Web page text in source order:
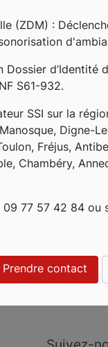
(ZDM) :
d’Identité
S61-932.
SSI sur la
Digne-
Fréjus,
Chambéry,
09 77 57 42 84 ou
Prendre contact